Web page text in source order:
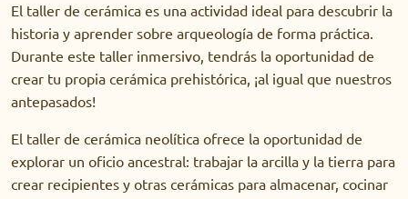
El taller de cerámica es una actividad ideal para descubrir la
historia y aprender sobre arqueología de forma práctica.
Durante este taller inmersivo, tendrás la oportunidad de
crear tu propia cerámica prehistórica, ¡al igual que nuestros
antepasados!
El taller de cerámica neolítica ofrece la oportunidad de
explorar un oficio ancestral: trabajar la arcilla y la tierra para
crear recipientes y otras cerámicas para almacenar, cocinar